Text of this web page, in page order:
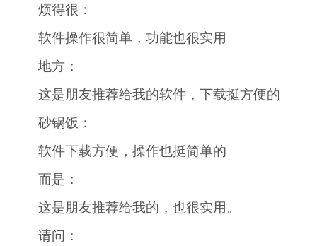
烦得很：
软件操作很简单，功能也很实用
地方：
这是朋友推荐给我的软件，下载挺方便的。
砂锅饭：
软件下载方便，操作也挺简单的
而是：
这是朋友推荐给我的，也很实用。
请问：